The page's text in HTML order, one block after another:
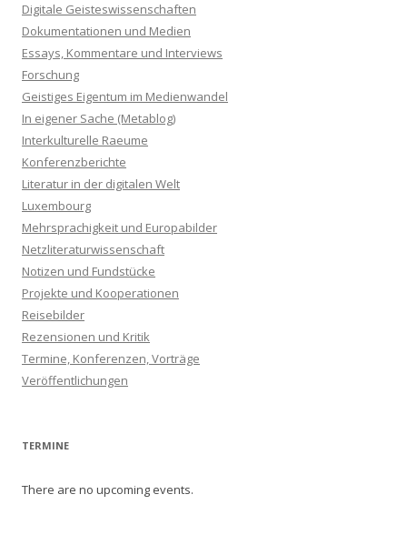
Digitale Geisteswissenschaften
Dokumentationen und Medien
Essays, Kommentare und Interviews
Forschung
Geistiges Eigentum im Medienwandel
In eigener Sache (Metablog)
Interkulturelle Raeume
Konferenzberichte
Literatur in der digitalen Welt
Luxembourg
Mehrsprachigkeit und Europabilder
Netzliteraturwissenschaft
Notizen und Fundstücke
Projekte und Kooperationen
Reisebilder
Rezensionen und Kritik
Termine, Konferenzen, Vorträge
Veröffentlichungen
TERMINE
There are no upcoming events.